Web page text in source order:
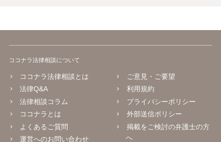
ココナラ法律相談について
ココナラ法律相談とは
法律Q&A
法律相談コラム
ココナラとは
よくあるご質問
運営へのお問い合わせ
ご意見・ご要望
利用規約
プライバシーポリシー
外部送信ポリシー
掲載をご検討の弁護士の方
へ